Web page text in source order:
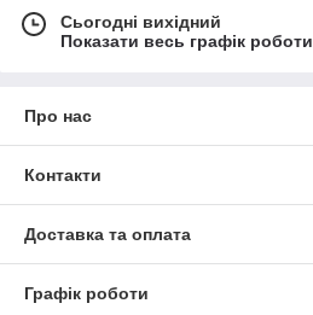
Сьогодні вихідний
Показати весь графік роботи
Про нас
Контакти
Доставка та оплата
Графік роботи